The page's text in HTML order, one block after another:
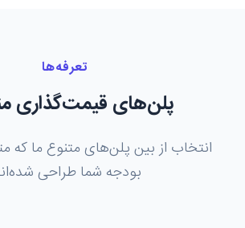
تعرفه‌ها
پلن‌های قیمت‌گذاری
انتخاب از بین پلن‌های متنوع ما که
بودجه شما طراحی